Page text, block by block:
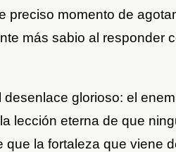
preciso momento de
más sabio al responder
glorioso: el
lección eterna de que
que la fortaleza que viene